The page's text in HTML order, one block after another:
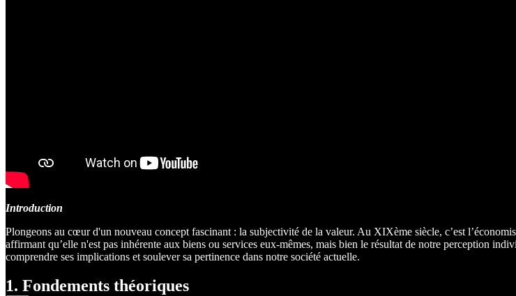
Introduction
Plongeons au cœur d'un nouveau concept fascinant : la subjectivité de la valeur. Au XIXème siècle, c’est
affirmant qu’elle n'est pas inhérente aux biens ou services eux-mêmes, mais bien le résultat de notre perception
comprendre ses implications et soulever sa pertinence dans notre société actuelle.
1. Fondements théoriques